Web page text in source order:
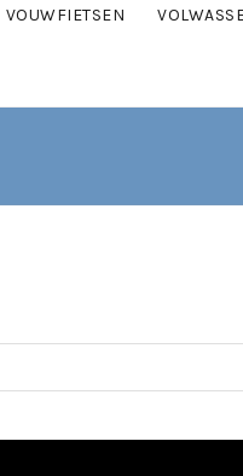
VOUWFIETSEN